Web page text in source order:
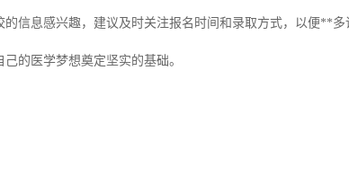
的信息感兴趣，建议及时关注报名时间和录取方式，以便**
的医学梦想奠定坚实的基础。